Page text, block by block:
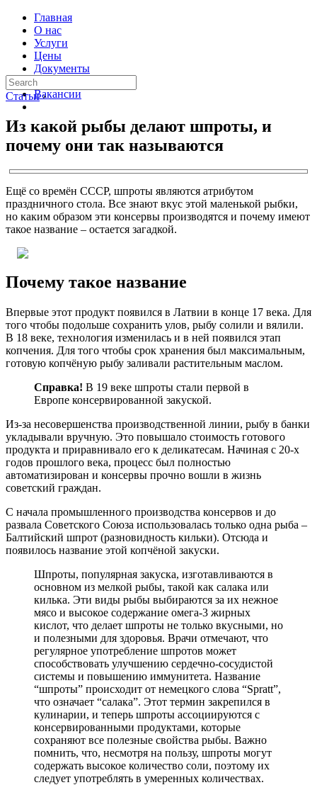
Главная
О нас
Услуги
Цены
Документы
Контакты
Вакансии
Статьи ›
Из какой рыбы делают шпроты, и
почему они так называются
Ещё со времён СССР, шпроты являются атрибутом
праздничного стола. Все знают вкус этой маленькой рыбки,
но каким образом эти консервы производятся и почему имеют
такое название – остается загадкой.
Почему такое название
Впервые этот продукт появился в Латвии в конце 17 века. Для
того чтобы подольше сохранить улов, рыбу солили и вялили.
В 18 веке, технология изменилась и в ней появился этап
копчения. Для того чтобы срок хранения был максимальным,
готовую копчёную рыбу заливали растительным маслом.
Справка! В 19 веке шпроты стали первой в
Европе консервированной закуской.
Из-за несовершенства производственной линии, рыбу в банки
укладывали вручную. Это повышало стоимость готового
продукта и приравнивало его к деликатесам. Начиная с 20-х
годов прошлого века, процесс был полностью
автоматизирован и консервы прочно вошли в жизнь
советский граждан.
С начала промышленного производства консервов и до
развала Советского Союза использовалась только одна рыба –
Балтийский шпрот (разновидность кильки). Отсюда и
появилось название этой копчёной закуски.
Шпроты, популярная закуска, изготавливаются в
основном из мелкой рыбы, такой как салака или
килька. Эти виды рыбы выбираются за их нежное
мясо и высокое содержание омега-3 жирных
кислот, что делает шпроты не только вкусными, но
и полезными для здоровья. Врачи отмечают, что
регулярное употребление шпротов может
способствовать улучшению сердечно-сосудистой
системы и повышению иммунитета. Название
“шпроты” происходит от немецкого слова “Spratt”,
что означает “салака”. Этот термин закрепился в
кулинарии, и теперь шпроты ассоциируются с
консервированными продуктами, которые
сохраняют все полезные свойства рыбы. Важно
помнить, что, несмотря на пользу, шпроты могут
содержать высокое количество соли, поэтому их
следует употреблять в умеренных количествах.